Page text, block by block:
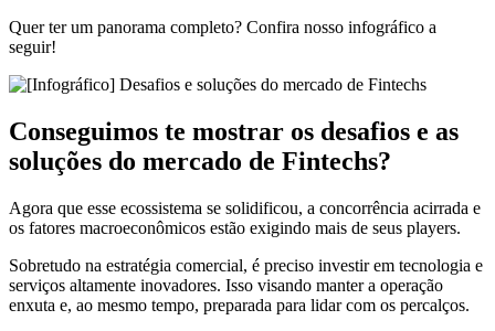
Quer ter um panorama completo? Confira nosso infográfico a
seguir!
Conseguimos te mostrar os desafios e as
soluções do mercado de Fintechs?
Agora que esse ecossistema se solidificou, a concorrência acirrada e
os fatores macroeconômicos estão exigindo mais de seus players.
Sobretudo na estratégia comercial, é preciso investir em tecnologia e
serviços altamente inovadores. Isso visando manter a operação
enxuta e, ao mesmo tempo, preparada para lidar com os percalços.